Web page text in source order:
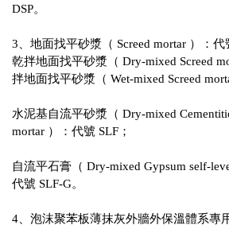
DSP。
3、地面找平砂漿（ Screed mortar ）：代
乾拌地面找平砂漿（ Dry-mixed Screed
拌地面找平砂漿（ Wet-mixed Screed
水泥基自流平砂漿（ Dry-mixed
mortar ）：代號 SLF；
自流平石膏（ Dry-mixed Gypsum self-
代號 SLF-G。
4、泡沫聚苯板薄抹灰外牆外保溫體系專